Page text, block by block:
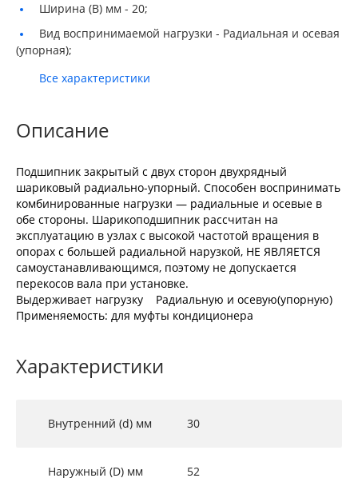
Ширина (B) мм - 20;
Вид воспринимаемой нагрузки - Радиальная и осевая
(упорная);
Все характеристики
Описание
Подшипник закрытый с двух сторон двухрядный
шариковый радиально-упорный. Способен воспринимать
комбинированные нагрузки — радиальные и осевые в
обе стороны. Шарикоподшипник рассчитан на
эксплуатацию в узлах с высокой частотой вращения в
опорах с большей радиальной нарузкой, НЕ ЯВЛЯЕТСЯ
самоустанавливающимся, поэтому не допускается
перекосов вала при установке.
Выдерживает нагрузку Радиальную и осевую(упорную)
Применяемость: для муфты кондиционера
Характеристики
Внутренний (d) мм 30
Наружный (D) мм 52